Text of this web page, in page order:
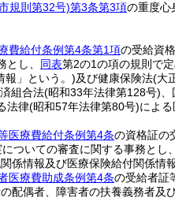
規則第32号)第3条第3項の重度心
費給付条例第4条第1項の受給資
し、 同表第2の1の項の規則で
報」という。)及び健康保険法(大
組合法(昭和33年法律第128号)
法律(昭和57年法律第80号)によ
医療費給付条例第4条の資格証の
ついての審査に関する事務とし、
係情報及び医療保険給付関係情報
医療費助成条例第4条の受給者証
配偶者、障害者の扶養義務者及